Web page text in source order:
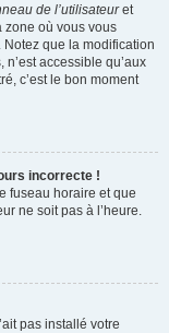
de l’utilisateuret
zone où vous vous
Notez que la modification
accessible qu’aux
c’est le bon moment
incorrecte !
fuseau horaire et que
ne soit pas à l’heure.
pas installé votre